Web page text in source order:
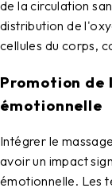
de la circulation
distribution de
cellules du corps,
Promotion
émotionnelle
Intégrer le
avoir un impact
émotionnelle. Les